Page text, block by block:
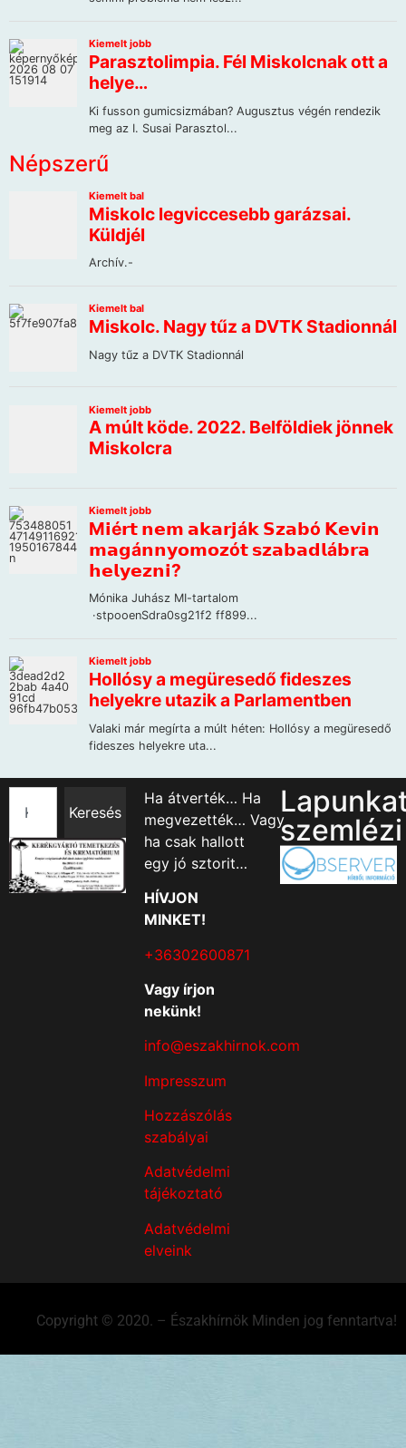
Népszerű
Keresés
Ha átverték… Ha
megvezették… Vagy
ha csak hallott
egy jó sztorit…
HÍVJON
MINKET!
+36302600871
Vagy írjon
nekünk!
info@eszakhirnok.com
Impresszum
Hozzászólás
szabályai
Adatvédelmi
tájékoztató
Adatvédelmi
elveink
szemlézi
Copyright © 2020. – Északhírnök Minden jog fenntartva!